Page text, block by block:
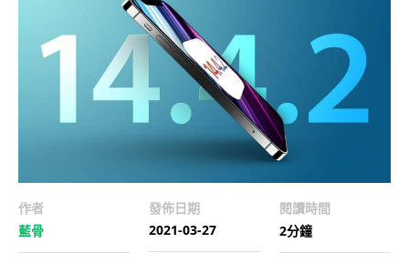
作者
藍骨
發佈日期
2021-03-27
閱讀時間
2分鐘